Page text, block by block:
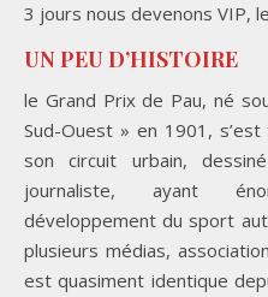
3 jours nous devenons VIP,
UN PEU D’HISTOIRE
le Grand Prix de Pau, né
Sud-Ouest » en 1901,
son circuit urbain,
journaliste, ayant
développement du sport
plusieurs médias,
est quasiment identique